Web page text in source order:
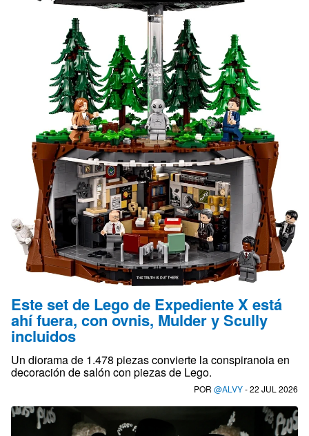
Este set de Lego de Expediente X está
ahí fuera, con ovnis, Mulder y Scully
incluidos
Un diorama de 1.478 piezas convierte la conspiranoia en
decoración de salón con piezas de Lego.
POR @ALVY- 22 JUL 2026